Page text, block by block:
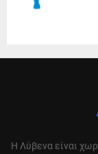
Η Λύβενα είναι